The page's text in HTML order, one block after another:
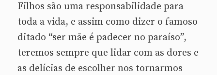
Filhos são uma responsabilidade para
toda a vida, e assim como dizer o famoso
ditado “ser mãe é padecer no paraíso”,
teremos sempre que lidar com as dores e
as delícias de escolher nos tornarmos